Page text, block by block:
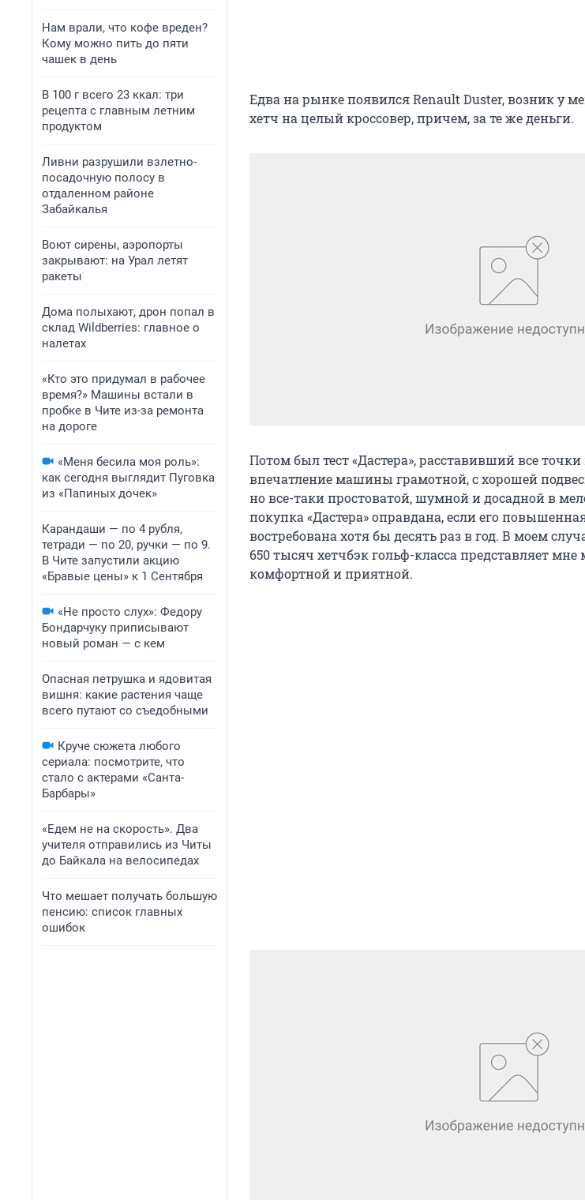
Нам врали, что кофе вреден?
Кому можно пить до пяти
чашек в день
В 100 г всего 23 ккал: три
рецепта с главным летним
продуктом
Ливни разрушили взлетно-
посадочную полосу в
отдаленном районе
Забайкалья
Воют сирены, аэропорты
закрывают: на Урал летят
ракеты
Дома полыхают, дрон попал в
склад Wildberries: главное о
налетах
«Кто это придумал в рабочее
время?» Машины встали в
пробке в Чите из-за ремонта
на дороге
«Меня бесила моя роль»:
как сегодня выглядит Пуговка
из «Папиных дочек»
Карандаши — по 4 рубля,
тетради — по 20, ручки — по 9.
В Чите запустили акцию
«Бравые цены» к 1 Сентября
«Не просто слух»: Федору
Бондарчуку приписывают
новый роман — с кем
Опасная петрушка и ядовитая
вишня: какие растения чаще
всего путают со съедобными
Круче сюжета любого
сериала: посмотрите, что
стало с актерами «Санта-
Барбары»
«Едем не на скорость». Два
учителя отправились из Читы
до Байкала на велосипедах
Что мешает получать большую
пенсию: список главных
ошибок
Едва на рынке появился Renault Duster, возник у
хетч на целый кроссовер, причем, за те же деньги.
Потом был тест «Дастера», расставивший все
впечатление машины грамотной, с хорошей
но все-таки простоватой, шумной и досадной в
покупка «Дастера» оправдана, если его
востребована хотя бы десять раз в год. В моем
650 тысяч хетчбэк гольф-класса представляет
комфортной и приятной.